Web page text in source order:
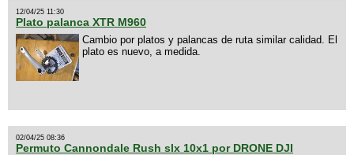
12/04/25 11:30
Plato palanca XTR M960
Cambio por platos y palancas de ruta similar calidad. El
plato es nuevo, a medida.
02/04/25 08:36
Permuto Cannondale Rush slx 10x1 por DRONE DJI